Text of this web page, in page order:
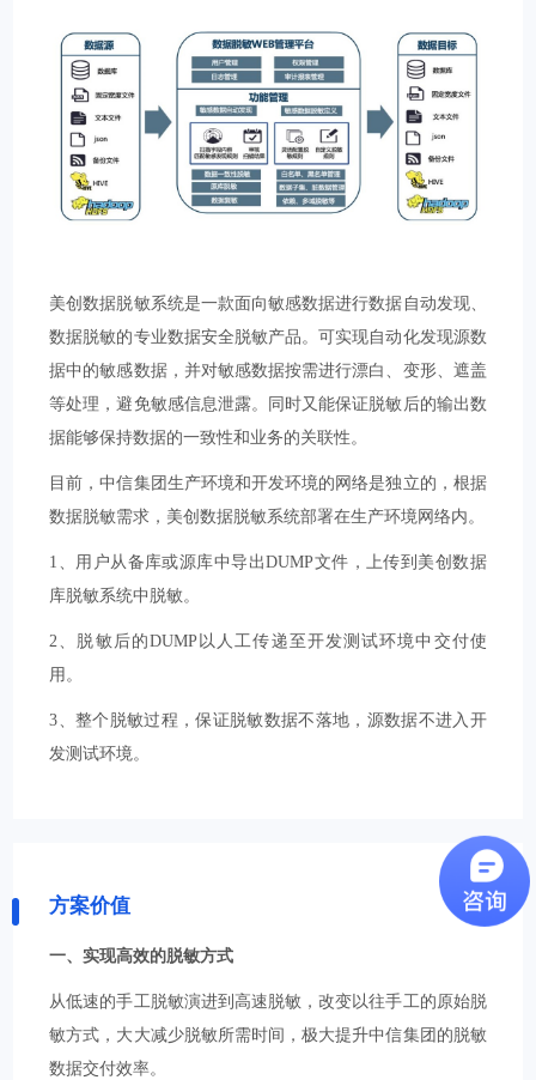
美创数据脱敏系统是一款面向敏感数据进行数据自动发现、
数据脱敏的专业数据安全脱敏产品。可实现自动化发现源数
据中的敏感数据，并对敏感数据按需进行漂白、变形、遮盖
等处理，避免敏感信息泄露。同时又能保证脱敏后的输出数
据能够保持数据的一致性和业务的关联性。
目前，中信集团生产环境和开发环境的网络是独立的，根据
数据脱敏需求，美创数据脱敏系统部署在生产环境网络内。
1、用户从备库或源库中导出DUMP文件，上传到美创数据
库脱敏系统中脱敏。
2、脱敏后的DUMP以人工传递至开发测试环境中交付使
用。
3、整个脱敏过程，保证脱敏数据不落地，源数据不进入开
发测试环境。
方案价值
一、实现高效的脱敏方式
从低速的手工脱敏演进到高速脱敏，改变以往手工的原始脱
敏方式，大大减少脱敏所需时间，极大提升中信集团的脱敏
数据交付效率。